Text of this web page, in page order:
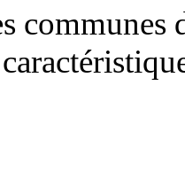
communes